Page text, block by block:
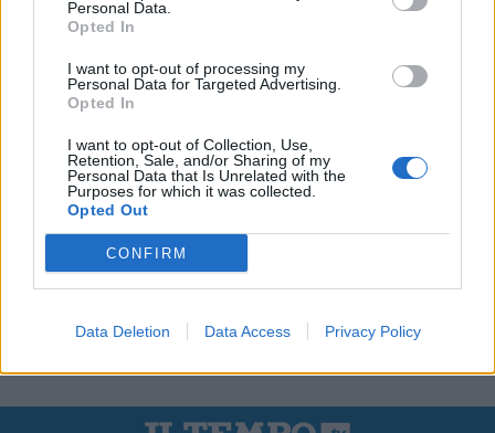
Personal Data.
Opted In
I want to opt-out of processing my
Personal Data for Targeted Advertising.
Opted In
I want to opt-out of Collection, Use,
Retention, Sale, and/or Sharing of my
Personal Data that Is Unrelated with the
Purposes for which it was collected.
Opted Out
CONFIRM
Data Deletion Data Access Privacy Policy